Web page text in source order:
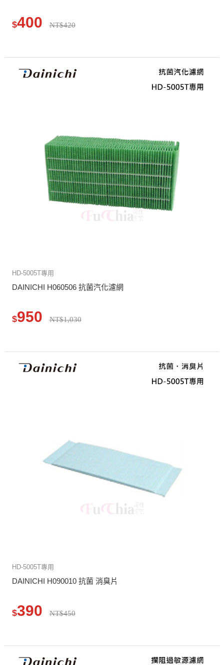
$400 NT$420
HD-5005T專用
DAINICHI H060506 抗菌汽化濾網
$950 NT$1,030
HD-5005T專用
DAINICHI H090010 抗菌 消臭片
$390 NT$450